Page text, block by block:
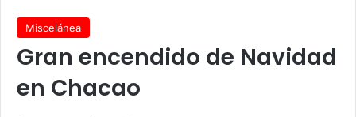
Miscelánea
Gran encendido de Navidad
en Chacao